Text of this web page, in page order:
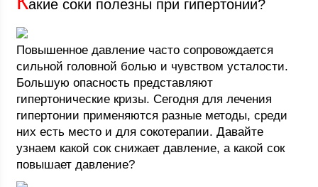
акие соки полезны при гипертонии?
Повышенное давление часто сопровождается
сильной головной болью и чувством усталости.
Большую опасность представляют
гипертонические кризы. Сегодня для лечения
гипертонии применяются разные методы, среди
них есть место и для сокотерапии. Давайте
узнаем какой сок снижает давление, а какой сок
повышает давление?